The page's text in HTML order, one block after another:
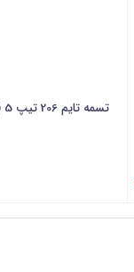
تسمه تایم 206 تیپ 5 (134 دندانه)پیک افروز-PAG